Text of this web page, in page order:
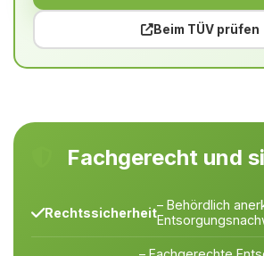
Beim TÜV prüfen
Fachgerecht und
Rechtssicherheit– Behördlich